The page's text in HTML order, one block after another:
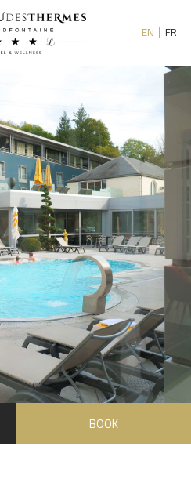
4050 CHAUDFONTAINE
367 80 67
PROMOTIONS
EN FR
BOOK